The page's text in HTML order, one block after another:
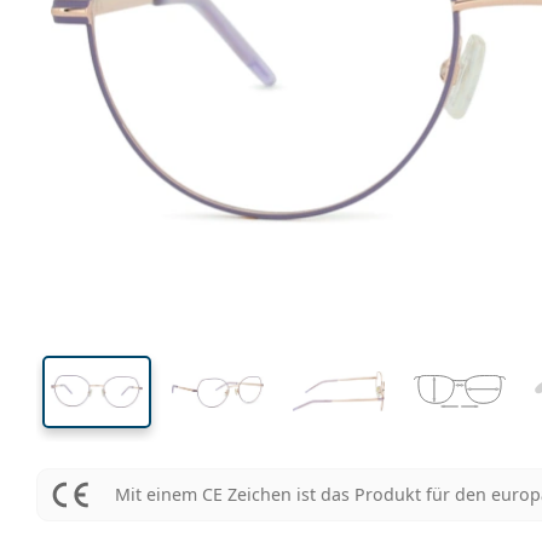
Brillenbreite
44 mm
Glashöhe
51 mm
Glasbreite
Glasbreite
Mit einem CE Zeichen ist das Produkt für den